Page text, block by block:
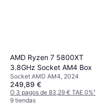
AMD Ryzen 7 5800XT
3.8GHz Socket AM4 Box
Socket AMD AM4, 2024
249,89 €
O 3 pagos de 83,29 € TAE 0%¹
9 tiendas